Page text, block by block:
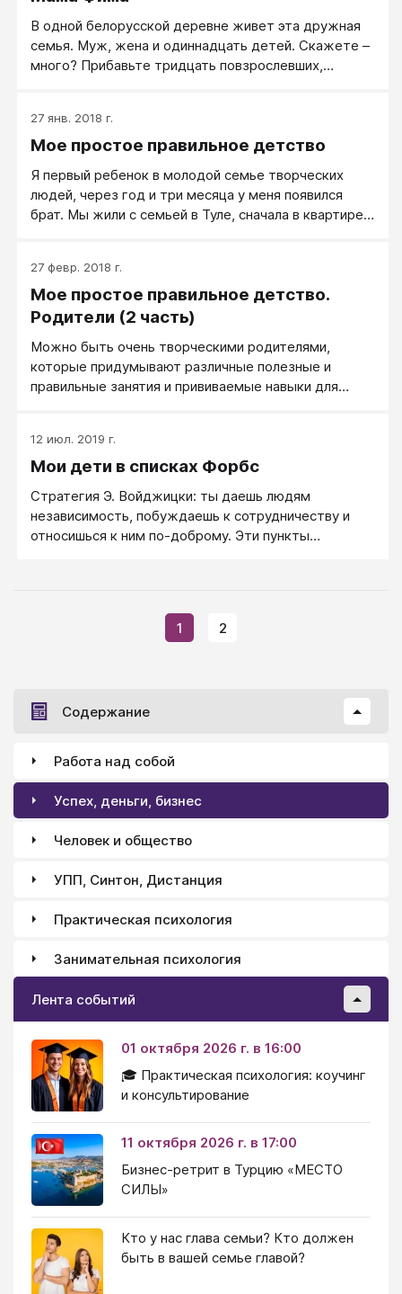
В одной белорусской деревне живет эта дружная
семья. Муж, жена и одиннадцать детей. Скажете –
много? Прибавьте тридцать повзрослевших,
(которых уже два десятка). Мама радуется этим
маленьким хулиганам, не разделяя – «от родных»
27 янв. 2018 г.
Мое простое правильное детство
Я первый ребенок в молодой семье творческих
людей, через год и три месяца у меня появился
брат. Мы жили с семьей в Туле, сначала в квартире,
юношество до момента, когда покинула
родительское гнездо. Мои родители имели
мастерскую прямо дома, поэтому большую часть
им в перерывах в работе уделять достаточно
времени нашему с братом воспитанию.
27 февр. 2018 г.
Мое простое правильное детство.
Родители (2 часть)
Можно быть очень творческими родителями,
которые придумывают различные полезные и
правильные занятия и прививаемые навыки для
грамотных принципов взаимодействия у самих
родителей.
12 июл. 2019 г.
Мои дети в списках Форбс
Стратегия Э. Войджицки: ты даешь людям
независимость, побуждаешь к сотрудничеству и
относишься к ним по-доброму. Эти пункты
1 2
Содержание
Работа над собой
Успех, деньги, бизнес
Человек и общество
УПП, Синтон, Дистанция
Практическая психология
Занимательная психология
Лента событий
01 октября 2026 г. в 16:00
🎓 Практическая психология: коучинг
и консультирование
11 октября 2026 г. в 17:00
Бизнес-ретрит в Турцию «МЕСТО
СИЛЫ»
Кто у нас глава семьи? Кто должен
быть в вашей семье главой?